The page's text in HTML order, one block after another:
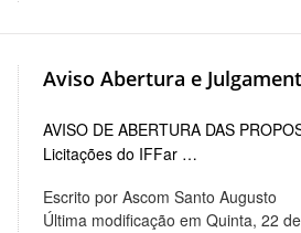
Aviso Abertura e
AVISO DE ABERTURA DAS
Licitações do IFFar …
Escrito por Ascom Santo Augusto
Última modificação em Quinta, 22